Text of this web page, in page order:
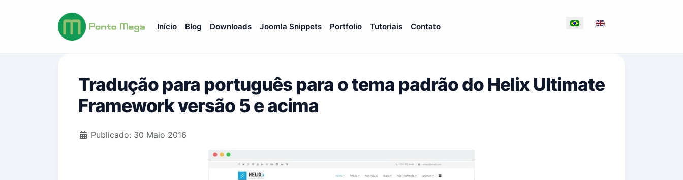
Início Blog Downloads Joomla Snippets Portfolio Tutoriais Contato Selecione seu idioma
Tradução para português para o tema padrão do Helix Ultimate
Framework versão 5 e acima
Detalhes
Publicado: 30 Maio 2016